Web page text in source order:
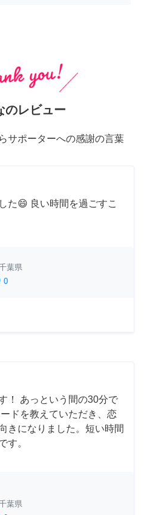
のレビュー
サポーターへの感謝の言葉
た😄 良い時間を過ごすこ
葉県
0
！ あっという間の30分で
ドを教えていただき、恋
きになりました。短い時間
す。
葉県